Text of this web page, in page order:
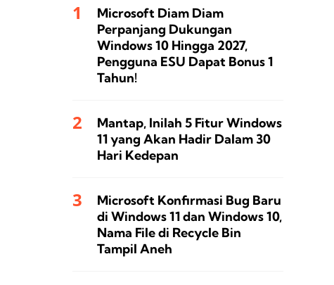
Microsoft Diam Diam
Perpanjang Dukungan
Windows 10 Hingga 2027,
Pengguna ESU Dapat Bonus 1
Tahun!
Mantap, Inilah 5 Fitur Windows
11 yang Akan Hadir Dalam 30
Hari Kedepan
Microsoft Konfirmasi Bug Baru
di Windows 11 dan Windows 10,
Nama File di Recycle Bin
Tampil Aneh